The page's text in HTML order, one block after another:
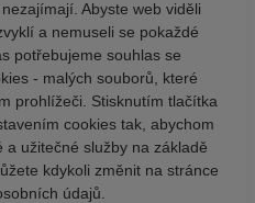
Abyste web viděli
a nemuseli se pokaždé
potřebujeme souhlas se
- malých souborů, které
prohlížeči. Stisknutím tlačítka
cookies tak, abychom
užitečné služby na základě
kdykoli změnit na stránce
údajů.